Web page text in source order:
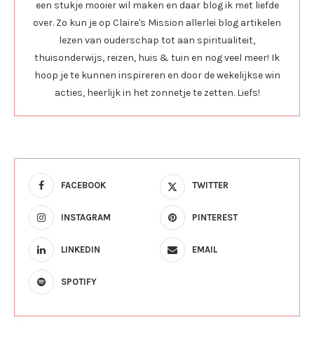
een stukje mooier wil maken en daar blog ik met liefde
over. Zo kun je op Claire's Mission allerlei blog artikelen
lezen van ouderschap tot aan spiritualiteit,
thuisonderwijs, reizen, huis & tuin en nog veel meer! Ik
hoop je te kunnen inspireren en door de wekelijkse win
acties, heerlijk in het zonnetje te zetten. Liefs!
FACEBOOK TWITTER
INSTAGRAM PINTEREST
LINKEDIN EMAIL
SPOTIFY